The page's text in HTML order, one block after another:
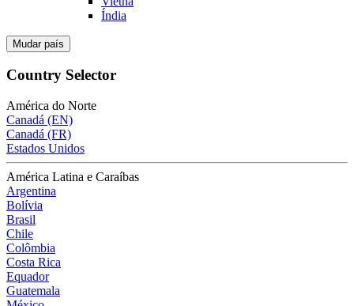
Índia
Mudar país
Country Selector
América do Norte
Canadá (EN)
Canadá (FR)
Estados Unidos
América Latina e Caraíbas
Argentina
Bolívia
Brasil
Chile
Colômbia
Costa Rica
Equador
Guatemala